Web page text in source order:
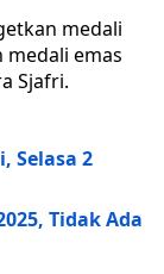
medali
emas
Sjafri.
Selasa 2
Tidak Ada